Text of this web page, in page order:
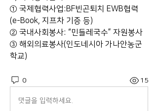
① 국제협력사업:BF빈곤퇴치 EWB협력
(e-Book, 지프차 기증 등)
② 국내사회봉사: “민들레국수” 자원봉사
③ 해외의료봉사(인도네시아 가나안농군
학교)
0 15
댓글을 입력하세요.